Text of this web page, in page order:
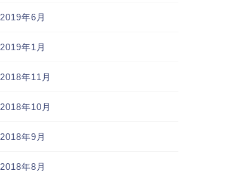
2019年6月
2019年1月
2018年11月
2018年10月
2018年9月
2018年8月